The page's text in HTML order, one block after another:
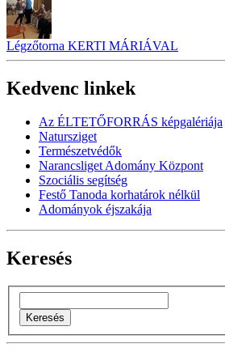
Légzőtorna KERTI MÁRIÁVAL
Kedvenc linkek
Az ÉLTETŐFORRÁS képgalériája
Natursziget
Természetvédők
Narancsliget Adomány Központ
Szociális segítség
Festő Tanoda korhatárok nélkül
Adományok éjszakája
Keresés